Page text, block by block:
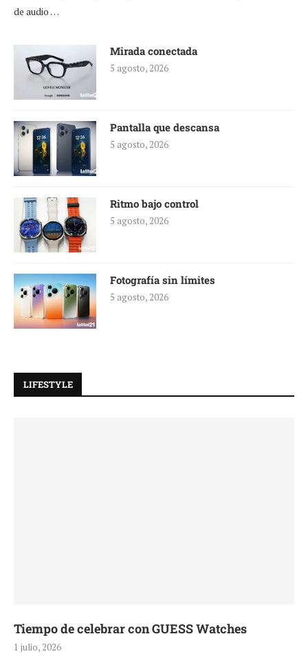
de audio …
Mirada conectada
5 agosto, 2026
Pantalla que descansa
5 agosto, 2026
Ritmo bajo control
5 agosto, 2026
Fotografía sin límites
5 agosto, 2026
LIFESTYLE
Tiempo de celebrar con GUESS Watches
1 julio, 2026